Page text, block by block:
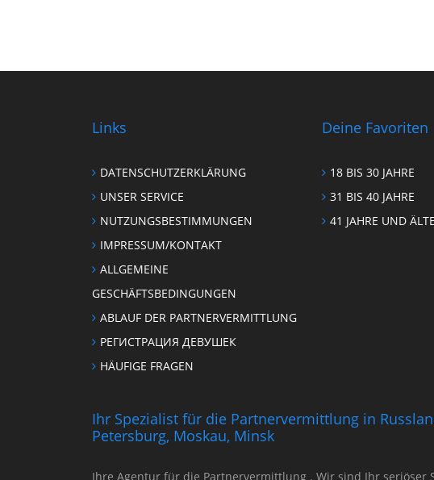
Links
DATENSCHUTZERKLÄRUNG
UNSER SERVICE
NUTZUNGSBESTIMMUNGEN
IMPRESSUM/KONTAKT
ALLGEMEINE
GESCHÄFTSBEDINGUNGEN
ABLAUF DER PARTNERVERMITTLUNG
РЕГИСТРАЦИЯ ДЕВУШЕК
HÄUFIGE FRAGEN
Deine Favoriten
18 BIS 30 JAHRE
31 BIS 40 JAHRE
41 JAHRE UND
Ihr Spezialist für die Partnervermittlung in
Petersburg, Moskau, Minsk
Ihre Agentur für die Partnervermittlung . Wir sind Ihr seriöser